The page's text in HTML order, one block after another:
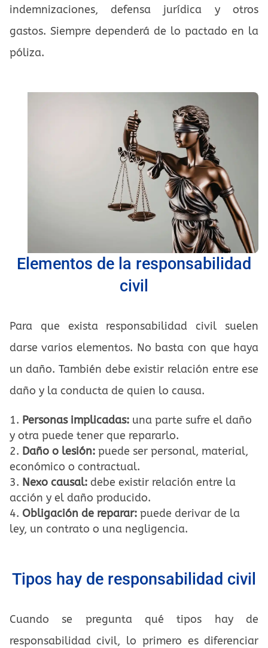
indemnizaciones, defensa jurídica y otros
gastos. Siempre dependerá de lo pactado en la
póliza.
Elementos de la responsabilidad
civil
Para que exista responsabilidad civil suelen
darse varios elementos. No basta con que haya
un daño. También debe existir relación entre ese
daño y la conducta de quien lo causa.
Personas implicadas:una parte sufre el daño
y otra puede tener que repararlo.
Daño o lesión:puede ser personal, material,
económico o contractual.
Nexo causal:debe existir relación entre la
acción y el daño producido.
Obligación de reparar:puede derivar de la
ley, un contrato o una negligencia.
Tipos hay de responsabilidad civil
Cuando se pregunta qué tipos hay de
responsabilidad civil, lo primero es diferenciar